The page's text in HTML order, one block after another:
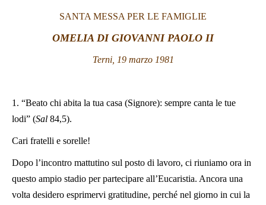
SANTA MESSA PER LE FAMIGLIE
OMELIA DI GIOVANNI PAOLO II
Terni, 19 marzo 1981
1. “Beato chi abita la tua casa (Signore): sempre canta le tue
lodi” (Sal 84,5).
Cari fratelli e sorelle!
Dopo l’incontro mattutino sul posto di lavoro, ci riuniamo ora in
questo ampio stadio per partecipare all’Eucaristia. Ancora una
volta desidero esprimervi gratitudine, perché nel giorno in cui la